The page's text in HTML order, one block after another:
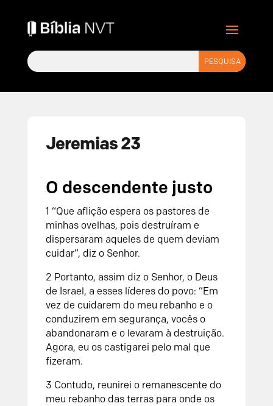
Jeremias 23
O descendente justo
1 “Que aflição espera os pastores de
minhas ovelhas, pois destruíram e
dispersaram aqueles de quem deviam
cuidar”, diz o Senhor.
2 Portanto, assim diz o Senhor, o Deus
de Israel, a esses líderes do povo: “Em
vez de cuidarem do meu rebanho e o
conduzirem em segurança, vocês o
abandonaram e o levaram à destruição.
Agora, eu os castigarei pelo mal que
fizeram.
3 Contudo, reunirei o remanescente do
meu rebanho das terras para onde os